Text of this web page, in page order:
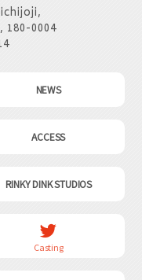
0004
NEWS
ACCESS
RINKY DINK STUDIOS
Casting